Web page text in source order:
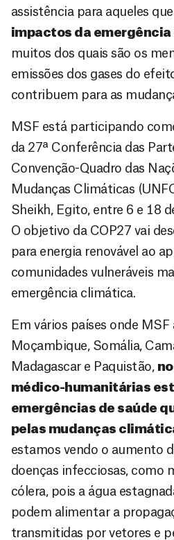
assistência para aqueles
impactos da
muitos dos quais são os
emissões dos gases do
contribuem para as
MSF está participando
da 27ª Conferência das
Convenção-Quadro das
Mudanças Climáticas
Sheikh, Egito, entre 6 e 18
O objetivo da COP27 vai
para energia renovável ao
comunidades vulneráveis
emergência climática.
Em vários países onde MSF
Moçambique, Somália,
Madagascar e Paquistão,
médico-humanitárias
emergências de saúde
pelas mudanças
estamos vendo o aumento
doenças infecciosas, como
cólera, pois a água
podem alimentar a
transmitidas por vetores e